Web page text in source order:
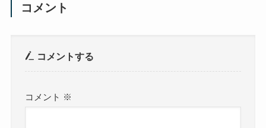
コメント
コメントする
コメント ※